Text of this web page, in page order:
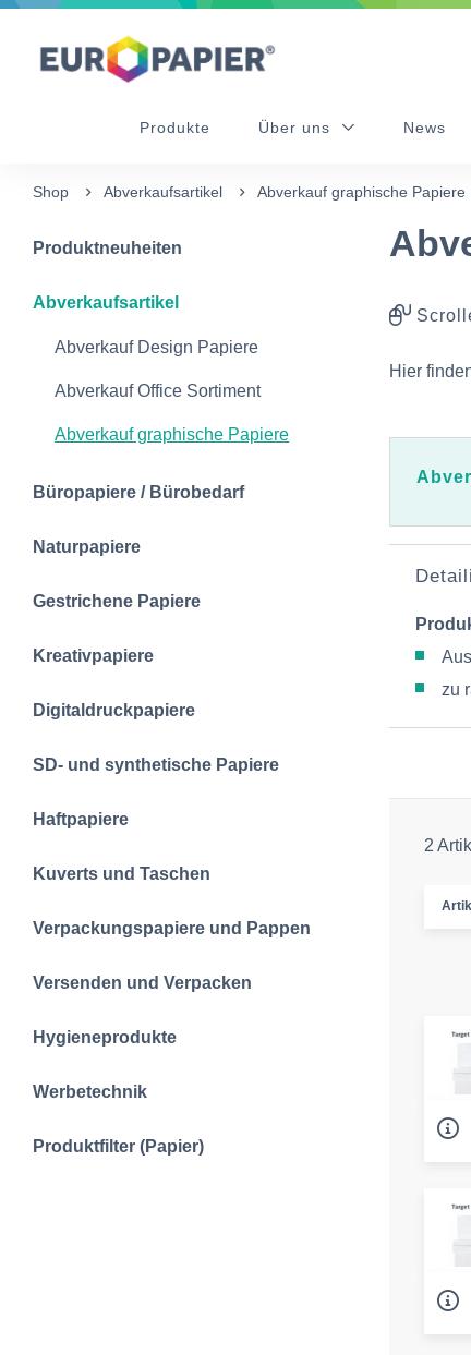
Table Of Content
Produkte Über uns News
Shop Abverkaufsartikel Abverkauf graphische Papiere
Produktneuheiten
Abverkaufsartikel
Abverkauf Design Papiere
Abverkauf Office Sortiment
Abverkauf graphische Papiere
Büropapiere / Bürobedarf
Naturpapiere
Gestrichene Papiere
Kreativpapiere
Digitaldruckpapiere
SD- und synthetische Papiere
Haftpapiere
Kuverts und Taschen
Verpackungspapiere und Pappen
Versenden und Verpacken
Hygieneprodukte
Werbetechnik
Produktfilter (Papier)
Hier
zu
2